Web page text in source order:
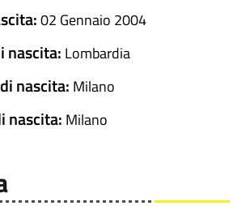
02 Gennaio 2004
nascita: Lombardia
nascita: Milano
nascita: Milano